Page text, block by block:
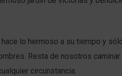
lo hermoso a su tiempo y
Resta de nosotros
circunstancia.